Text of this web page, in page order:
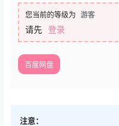
您当前的等级为 游客
请先 登录
百度网盘
注意：